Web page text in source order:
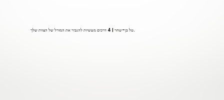
טל בן-שחר | 4 דרכים מעשיות להגביר את המורל של הצוות שלך.